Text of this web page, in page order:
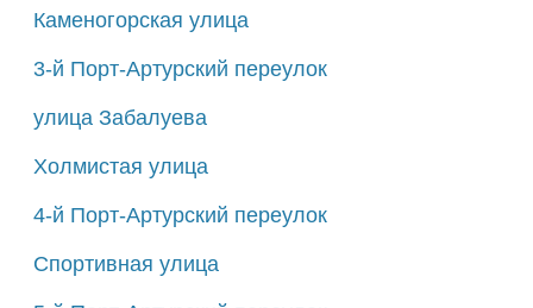
Каменогорская улица
3-й Порт-Артурский переулок
улица Забалуева
Холмистая улица
4-й Порт-Артурский переулок
Спортивная улица